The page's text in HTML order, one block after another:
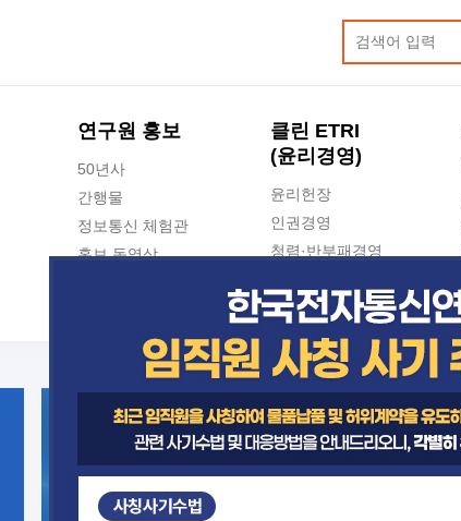
연구원 홍보
50년사
간행물
정보통신 체험관
홍보 동영상
클린 ETRI
(윤리경영)
윤리헌장
인권경영
청렴·반부패경영
청렴포털 신고
수의계약 현황
부패징계 현황
감사결과공개